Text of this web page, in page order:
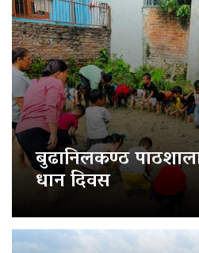
बुढानिलकण्ठ
धान दिवस